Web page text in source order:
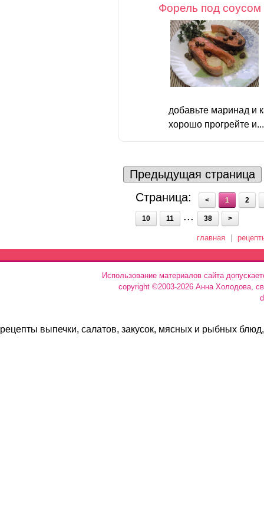
Форель под соусом
добавьте маринад и
хорошо прогрейте
Предыдущая страница
Страница:
< 1 2
10 11 ... 38 >
главная
Использование материалов сайта
copyright ©2003-2026 Анна Холодова,
рецепты выпечки, салатов, закусок, мясных и рыбных